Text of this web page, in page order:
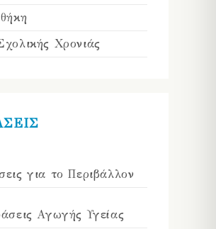
Χρονιάς
για το Περιβάλλον
Αγωγής Υγείας